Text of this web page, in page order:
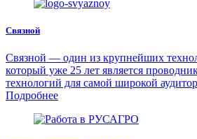
Связной
Связной — один из крупнейших
который уже 25 лет является
технологий для самой широкой
Подробнее